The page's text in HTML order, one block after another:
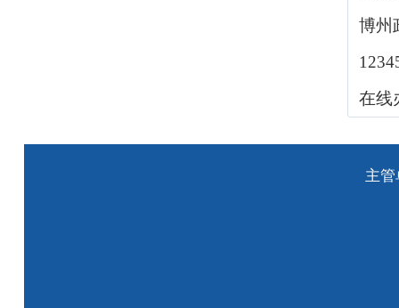
博州
在线
主